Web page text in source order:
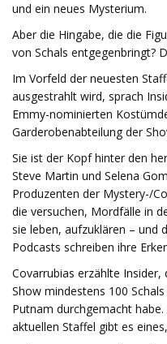
und ein neues Mysterium.
Aber die Hingabe, die die
von Schals entgegenbringt?
Im Vorfeld der neuesten
ausgestrahlt wird, sprach
Emmy-nominierten
Garderobenabteilung der
Sie ist der Kopf hinter den
Steve Martin und Selena
Produzenten der Mystery-/
die versuchen, Mordfälle in
sie leben, aufzuklären – und
Podcasts schreiben ihre
Covarrubias erzählte
Show mindestens 100
Putnam durchgemacht
aktuellen Staffel gibt es